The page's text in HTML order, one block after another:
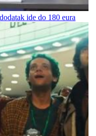
ide do 180 eura